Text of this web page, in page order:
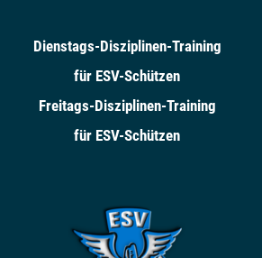
Dienstags-Disziplinen-Training
für ESV-Schützen
Freitags-Disziplinen-Training
für ESV-Schützen